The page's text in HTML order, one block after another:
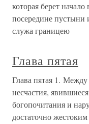
которая берет
посередине пустыни
служа границею
Глава пятая
Глава пятая 1.
несчастия,
богопочитания и
достаточно